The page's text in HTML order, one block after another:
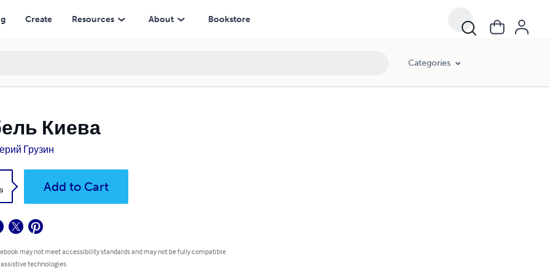
Create Resources About Bookstore
Categories
Киева
Грузин
Add to Cart
may not meet accessibility standards and may not be fully compatible
technologies.